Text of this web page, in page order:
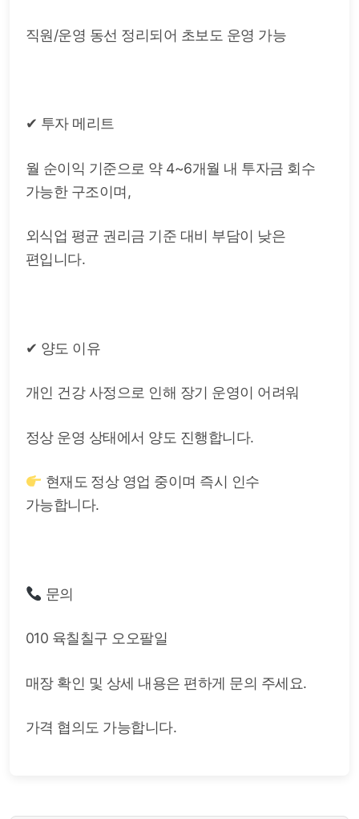
직원/운영 동선 정리되어 초보도 운영 가능
✔ 투자 메리트
월 순이익 기준으로 약 4~6개월 내 투자금 회수
가능한 구조이며,
외식업 평균 권리금 기준 대비 부담이 낮은
편입니다.
✔ 양도 이유
개인 건강 사정으로 인해 장기 운영이 어려워
정상 운영 상태에서 양도 진행합니다.
현재도 정상 영업 중이며 즉시 인수
가능합니다.
문의
010 육칠칠구 오오팔일
매장 확인 및 상세 내용은 편하게 문의 주세요.
가격 협의도 가능합니다.